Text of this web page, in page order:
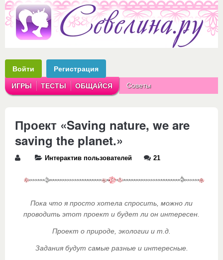
Войти Регистрация
ИГРЫ ТЕСТЫ ОБЩАЙСЯ Советы
Проект «Saving nature, we are
saving the planet.»
Интерактив пользователей 21
Пока что я просто хотела спросить, можно ли
проводить этот проект и будет ли он интересен.
Проект о природе, экологии и т.д.
Задания будут самые разные и интересные.